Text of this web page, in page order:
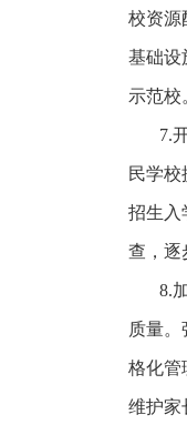
校资源
基础设
示范校
7.
民学
招生入
查，逐
8.
质量。
格化管
维护家